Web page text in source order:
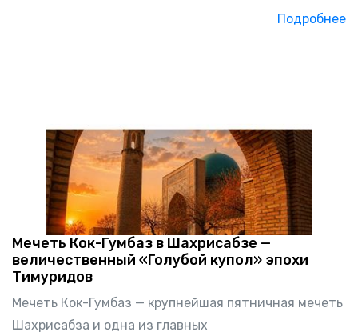
Подробнее
Мечеть Кок-Гумбаз в Шахрисабзе —
величественный «Голубой купол» эпохи
Тимуридов
Мечеть Кок-Гумбаз — крупнейшая пятничная мечеть
Шахрисабза и одна из главных